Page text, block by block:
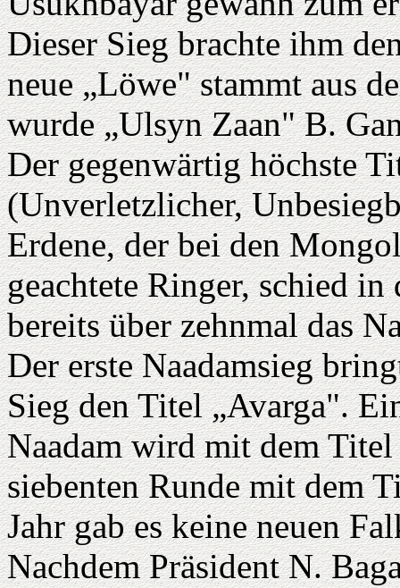
Dieser Sieg brachte ihm
neue „Löwe" stammt aus
wurde „Ulsyn Zaan" B.
Der gegenwärtig höchste
(Unverletzlicher,
Erdene, der bei den
geachtete Ringer, schied in
bereits über zehnmal das
Der erste Naadamsieg
Sieg den Titel „Avarga".
Naadam wird mit dem
siebenten Runde mit dem
Jahr gab es keine neuen
Nachdem Präsident N.